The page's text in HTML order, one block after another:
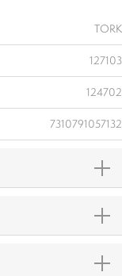
TORK
127103
124702
7310791057132